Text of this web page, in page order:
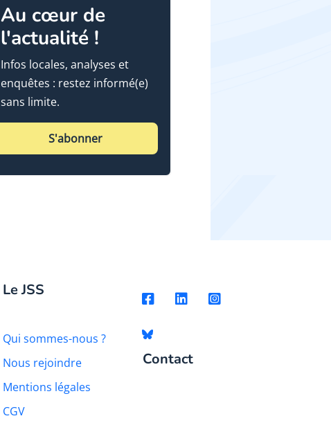
Au cœur de
l'actualité !
Infos locales, analyses et
enquêtes : restez informé(e)
sans limite.
S'abonner
Le JSS
Qui sommes-nous ?
Nous rejoindre
Mentions légales
CGV
Contact